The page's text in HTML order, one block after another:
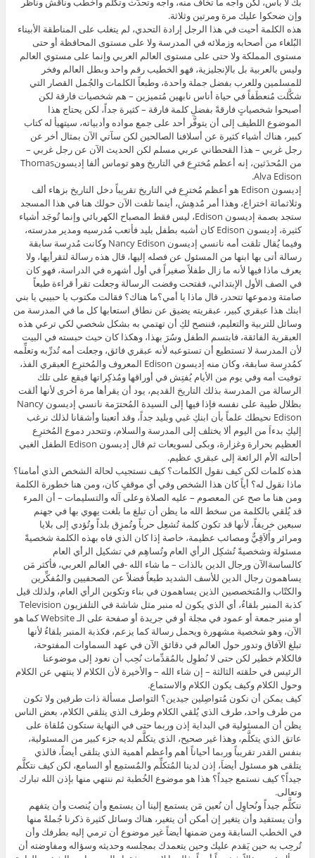
وإن ضحكوا عليك مرة ومرتين وثلاثة.
هذه الكلمة أحيت في هذا الرجل إرادة التحدي، لم يتغلب على المناطقة الأبيناء
البُلغاء من أصحابه وزملائه في المدرسة ولا على مستوى المحافظة أو حتى
مستوى المملكة ولا حتى على مستوى العالم العربي وإنما على مستوي العالم
وليس بالعربية بل بالإنجليزية، فهو الخطيب رقم واحد وبطل العالم وفخر
للمسلمين وللعرب بفضل جملة واحدة، وطبعاً الكلمات والجُمل القصار التي
شكَّلت مُنعطَفاً في حياة أناس نابهين مُتميزين – هم شخصيات فارقة لكن
أصبحوا شخصياتٍ فارقةً بفضلِ كلمة فارقة – كثيرة جداً، لكن يحتاج هذا
الموضوع اللطيف إلى أن يتوفَّر أحد على جمع مواده وأدبياته، سيتهيأ له كتاب
كبير، هناك أشياء كثيرة عن أسلافنا الصالحين لكن سآتي الآن بمثال أخر عن
رجل غربي – هذا القحطاني عربي مسلم لكن الحديث الآن عن رجل غربي –
من المُحدَثين، إنه أعظم مُخترِع في التاريخ وهو توماس ألفا إديسونThomas
Alva Edison.
إديسون Edison هو أعظم مُخترِع في التاريخ تقريباً دخل التاريخ بزهاء ألف
وثلاثمائة اختراع، وهذا أمر مُدهِش، أينما تلفت الآن حولك هنا في هذا المسجد
ستجد بصمة إديسون Edison، ليس فقط المصباح الكهربائي وإنما تُوجَد أشياء
كثيرة، إديسون Edison كان أشبه بطفل بليد فأتعب مُدرسيه ومدير مدرسته،
وفيما يُقال تلقت أمه نانسي إديسون Nancy Edison وكانت مُدرِسة سابقة
رسالة أتى بها ابنها من المسئول عن فصله إليها، قال هذه رسالة لتقرأيها، ولا
يعرف ماذا فيها لأنه ما زال طفلاً صغيراً في أول أشهره في الدراسة، فهو كان
في الصف الأول الإبتدائي، ففتحت وفضت الرسالة وجعلت تقرأ قراءة طبعاً
صامتة ودموعها تتحدر، قال ماذا يا أمي؟ما هناك؟ فقالت مكتوب يا حبيبي يا بني
ابنك هذا عبقري كبير، عبقريته يضيق عن نطاق استعابها كل ما في المدرسة من
وسائل للتربية والتعليم، فننصح لكِ أن تهتمي به بشكل شخصي لكي ترعي هذه
العبقرية الفائقة، فابتسم الطفل وسُرَ بهذا، وهكذا كان حيث حبسته في البيت
لأن المدرسة لا تستطيع أن تستوعبه لأنه عبقري فائق، وجعلت أمه تُدرِّبه وتعلِّمه
كمُدرِسة سابقة، وكان منه إديسون Edison المعروف والمُخترِع العبقري الفذ،
توفيت أمه وفي يوم من الأيام يُفتِش في أوراقها ومُذكِراتها فيقع على تلك
الرسالة من المدرسة بذلك التاريخ القديم، يود أن يقرأها مرة أخرى لأنها ألقت
بظلال طيبة على نفسه فإذا فيها إلى السيدة المُحترَمة نانسي إديسون Nancy
Edison نحيطك علماً بأن ابنكِ غبي وبليد جداً، وقد أتعبنا وأشقانا لذلك نرغب
إليكِ بدءاَ من اليوم ألا يختلف إلى المدرسة والسلام، وتتحدر دموع المُخترِع
العظيم بحرارة وغزارة، وبكى لسويعات ثم قال إديسون Edison الطفل الغبي
أحالته الأم الرائعة إلى عبقري عظيم.
هذه كلمات لكن كيف نقول الكلمات؟ كيف نستجيب لحالة الشخص الذي أمامنا؟
ماذا نقول له؟ أياً كان هذا الشخص وفي أي موقفٍ كان، ومن هنا خطورة الكلمة
ومن هنا ما صح عن المعصوم – عليه الصلاة وعلى آله والتسليمات – أن المرء
قد يُلقي بالكلمة من سخط الله ما يظن أن تبلغ ما بلغت يهوي بها في جهنم
سبعين خريفاً، لأنها قد تكون كلمة تُشعِل حرباً وتُمزِق بلداً وتُؤدي إلى بلايا
ومرائر وأَلاَقِيٌّ ومصائب عظيمة، خاصة إذا كان الذي فاه بهذه الكلمة شخصيةً
مسئولة وشخصيةً تُشكِل الرأي العام وتُساهِم في تشكيل الرأي العام
كالساسةالآن ورجال الدين بالذات – ما شاء الله -في العالم العربي، فأكثر مَن
يساهمون رجال الدين للأسف الشديد طبعاً فضلاً عن الصحفيين والمُفكِّرين
والكتّاب والمُتخصصين الذين يساهمون في بناء وتكوين الرأي العام، ولذلك قيل
كذبة المنبر بلقاءُ، أي الذي يكون له منبر مثل شاشة في التلفزيون Television
أو منبر جمعة أو عمود في مجلة أو في جريدة أو صفحة على الـ Website كما هو
الآن، وهو شخصية مشهورة ويحمل رسالة كما يزعم، فكذبة المنبر بلقاءُ لأنها
تبلغ الآفاق وتدور حول العالم في دقائق الآن في عهد السماوات المفتوحة،
فالكلام خطير لكن حتى لا نُطوِل بالمُقدِّمات نُحِب أن نعود إلى موضوعنا
الرئيس في حلقته الثالثة – إن شاء الله – والأخيرة لأن الكلام لا ينتهي عن الكلام
وحول الكلام وكيف يكون الكلام والاستماع.
كيف يمكن أن نكون مُتواصِلين جيدين؟ التواصل مسألة ذات طرفين ولا تكون
من طرف واحد، طرف الذي يُلقي الكلام وطرف الذي يتلقي الكلام، بعض الناس
يظن أن المسئولية في البداية إذن وربما حتى في النهاية ستكون مُلقاة على
عاتق الذي يتكلَّم، وهذا غير صحيح، الذي يتكلَّم لديه جزء كبير من المسئولية،
بنفس القدر تقريباً وربما أحياناً أهم وأعظم أهمية الذي يتلقى أيضاً، فالذي
يتلقى هو مسئول أيضاَ، إذن لدينا المُتكلِّم والمُستمِع أو السامع، لكن كيف نتكلَّم
جيداً؟ كيف نستمع جيداً؟ هذا هو موضوع الخُطبة ثم ننتهي منها بإذن الله تبارك
وتعالى.
نتكلَّم جيداً ونُحاوِل أن نُعين مَن يستمع إلينا أن يستمع وأن يُنصت وأن يتفهم
وأن يستفيد وأن يتغير إن أمكن أن يتغير، هناك وسائل كثيرة ذكرنا جُملةً منها
في الخطب السابقة ومن ضمنها أيضاً غير موضوع أن ترمي إليه بطرفك وأن
تُرحِب به حين يَقدم عليك وحين يتعمدك بمجلسه وحديثه وسؤاله ومفاوضته أن